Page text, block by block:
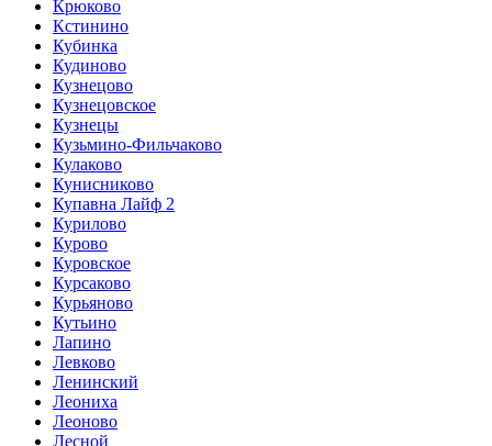
Крюково
Кстинино
Кубинка
Кудиново
Кузнецово
Кузнецовское
Кузнецы
Кузьмино-Фильчаково
Кулаково
Кунисниково
Купавна Лайф 2
Курилово
Курово
Куровское
Курсаково
Курьяново
Кутьино
Лапино
Левково
Ленинский
Леониха
Леоново
Лесной